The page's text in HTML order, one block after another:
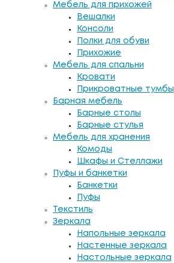
Мебель для прихожей
Вешалки
Консоли
Полки для обуви
Прихожие
Мебель для спальни
Кровати
Прикроватные тумбы
Барная мебель
Барные столы
Барные стулья
Мебель для хранения
Комоды
Шкафы и Стеллажи
Пуфы и банкетки
Банкетки
Пуфы
Текстиль
Зеркала
Напольные зеркала
Настенные зеркала
Настольные зеркала